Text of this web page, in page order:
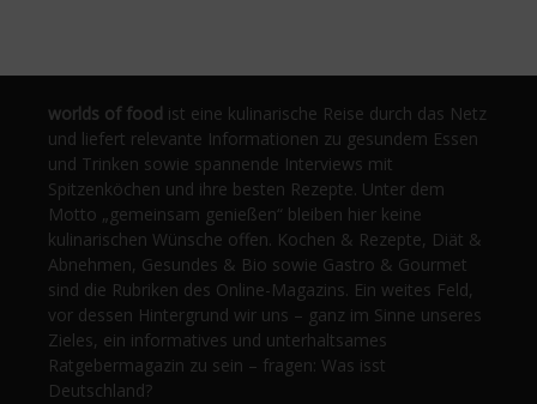
worlds of food ist eine kulinarische Reise durch das Netz
und liefert relevante Informationen zu gesundem Essen
und Trinken sowie spannende Interviews mit
Spitzenköchen und ihre besten Rezepte. Unter dem
Motto „gemeinsam genießen“ bleiben hier keine
kulinarischen Wünsche offen. Kochen & Rezepte, Diät &
Abnehmen, Gesundes & Bio sowie Gastro & Gourmet
sind die Rubriken des Online-Magazins. Ein weites Feld,
vor dessen Hintergrund wir uns – ganz im Sinne unseres
Zieles, ein informatives und unterhaltsames
Ratgebermagazin zu sein – fragen: Was isst
Deutschland?